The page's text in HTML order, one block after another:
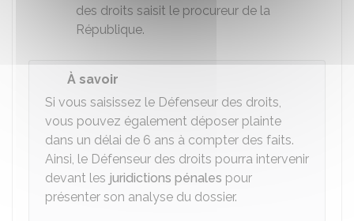
des droits saisit le procureur de la
République.
À savoir
Si vous saisissez le Défenseur des droits,
vous pouvez également déposer plainte
dans un délai de 6 ans à compter des faits.
Ainsi, le Défenseur des droits pourra intervenir
devant les juridictions pénales pour
présenter son analyse du dossier.